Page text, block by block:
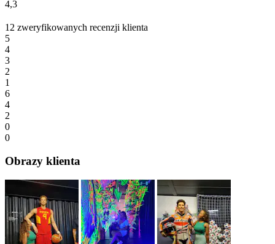
4,3
12 zweryfikowanych recenzji klienta
5
4
3
2
1
6
4
2
0
0
Obrazy klienta